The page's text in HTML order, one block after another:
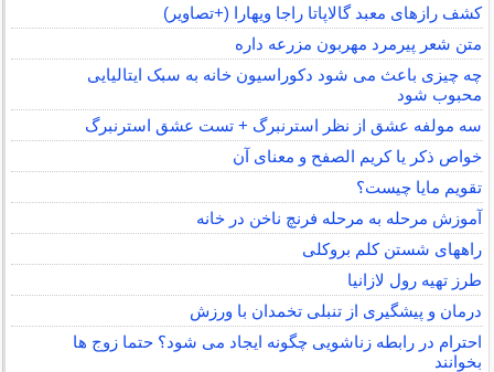
کشف رازهای معبد گالاپاتا راجا ویهارا (+تصاویر)
متن شعر پیرمرد مهربون مزرعه داره
چه چیزی باعث می شود دکوراسیون خانه به سبک ایتالیایی
محبوب شود
سه مولفه عشق از نظر استرنبرگ + تست عشق استرنبرگ
خواص ذکر یا کریم الصفح و معنای آن
تقویم مایا چیست؟
آموزش مرحله به مرحله فرنچ ناخن در خانه
راههای شستن کلم بروکلی
طرز تهیه رول لازانیا
درمان و پیشگیری از تنبلی تخمدان با ورزش
احترام در رابطه زناشویی چگونه ایجاد می شود؟ حتما زوج ها
بخوانند